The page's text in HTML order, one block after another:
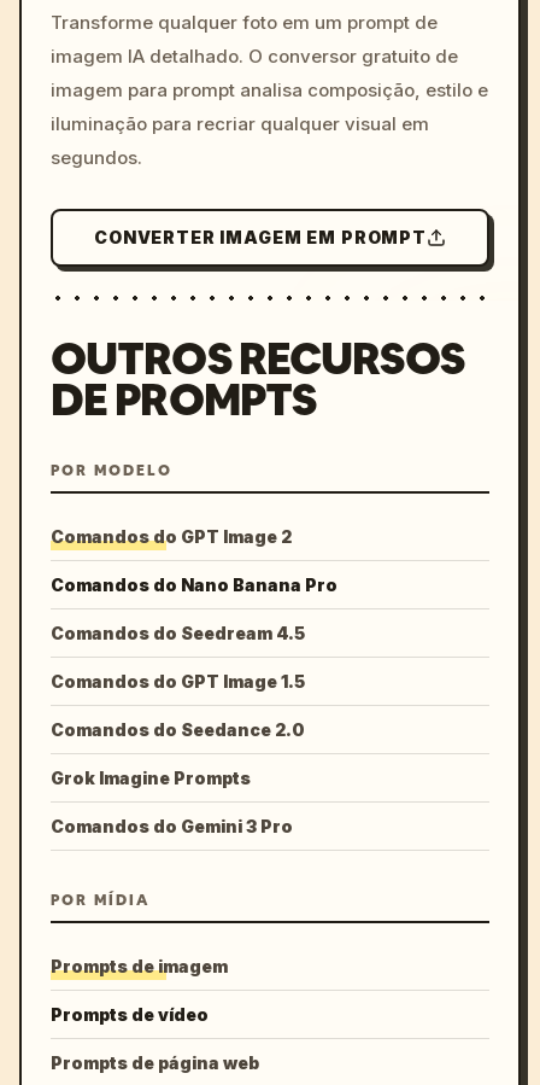
colors, 8k --v 6.0
Transforme qualquer foto em um prompt de
imagem IA detalhado. O conversor gratuito de
imagem para prompt analisa composição, estilo e
iluminação para recriar qualquer visual em
segundos.
CONVERTER IMAGEM EM PROMPT
OUTROS RECURSOS
DE PROMPTS
POR MODELO
Comandos do GPT Image 2
Comandos do Nano Banana Pro
Comandos do Seedream 4.5
Comandos do GPT Image 1.5
Comandos do Seedance 2.0
Grok Imagine Prompts
Comandos do Gemini 3 Pro
POR MÍDIA
Prompts de imagem
Prompts de vídeo
Prompts de página web